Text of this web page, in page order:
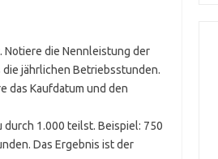
Notiere die Nennleistung der
jährlichen Betriebsstunden.
das Kaufdatum und den
1.000 teilst. Beispiel: 750
Das Ergebnis ist der